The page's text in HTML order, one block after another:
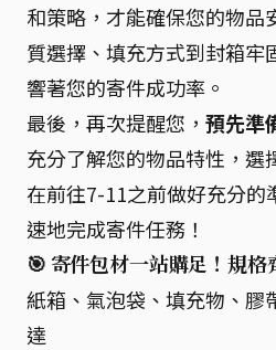
和策略，才能確保您的物品
質選擇、填充方式到封箱牢
響著您的寄件成功率。
最後，再次提醒您， 預先準
充分了解您的物品特性，選
在前往7-11之前做好充分的
速地完成寄件任務！
🎯 寄件包材一站購足！規格
紙箱、氣泡袋、填充物、膠
達